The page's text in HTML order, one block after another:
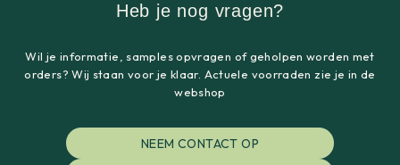
Heb je nog vragen?
Wil je informatie, samples opvragen of geholpen worden met
orders? Wij staan voor je klaar. Actuele voorraden zie je in de
webshop
NEEM CONTACT OP